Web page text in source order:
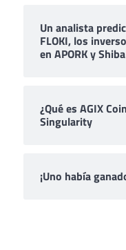
Un analista
FLOKI, los
en APORK y
¿Qué es AGIX
Singularity
¡Uno había